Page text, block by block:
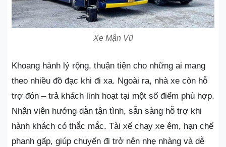
Xe Mận Vũ
Khoang hành lý rộng, thuận tiện cho những ai mang
theo nhiều đồ đạc khi đi xa. Ngoài ra, nhà xe còn hỗ
trợ đón – trả khách linh hoạt tại một số điểm phù hợp.
Nhân viên hướng dẫn tận tình, sẵn sàng hỗ trợ khi
hành khách có thắc mắc. Tài xế chạy xe êm, hạn chế
phanh gấp, giúp chuyến đi trở nên nhẹ nhàng và dễ